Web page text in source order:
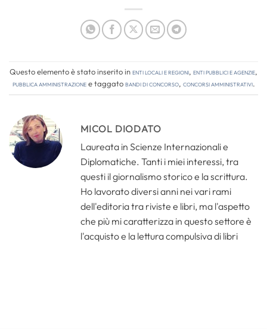
Questo elemento è stato inserito inEnti locali e regioni, Enti pubblici e agenzie,
Pubblica amministrazionee taggatobandi di concorso, concorsi amministrativi.
MICOL DIODATO
Laureata in Scienze Internazionali e
Diplomatiche. Tanti i miei interessi, tra
questi il giornalismo storico e la scrittura.
Ho lavorato diversi anni nei vari rami
dell'editoria tra riviste e libri, ma l'aspetto
che più mi caratterizza in questo settore è
l'acquisto e la lettura compulsiva di libri